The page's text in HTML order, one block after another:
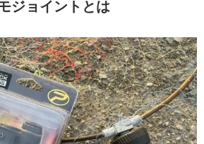
ジョイントとは